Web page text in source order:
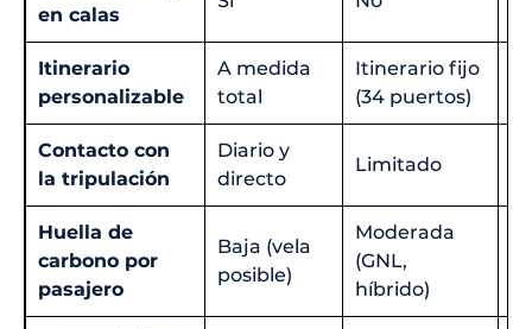
en calas
Itinerario
personalizable
A medida
total
Itinerario fijo
(34 puertos)
Contacto con
la tripulación
Diario y
directo
Limitado
Huella de
carbono por
pasajero
Baja (vela
posible)
Moderada
(GNL,
híbrido)